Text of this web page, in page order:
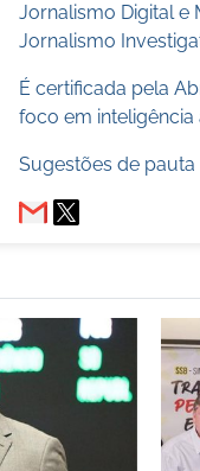
Jornalismo Digital e
Jornalismo
É certificada pela
foco em inteligência
Sugestões de